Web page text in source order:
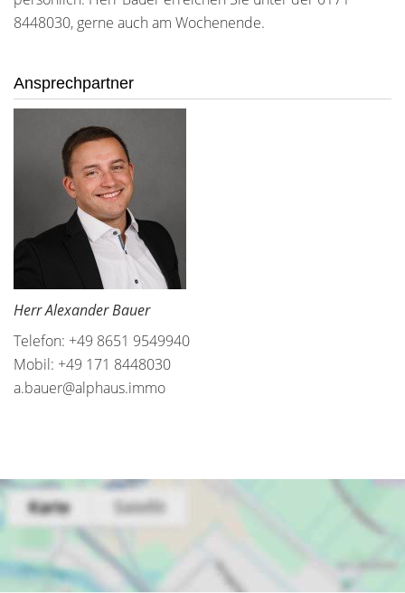
8448030, gerne auch am Wochenende.
Ansprechpartner
Herr Alexander Bauer
Telefon: +49 8651 9549940
Mobil: +49 171 8448030
a.bauer@alphaus.immo